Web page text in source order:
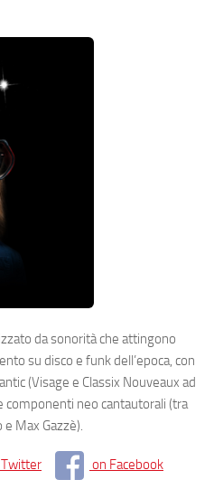
da sonorità che attingono
su disco e funk dell’epoca, con
(Visage e Classix Nouveaux ad
neo cantautorali (tra
Max Gazzè).
on Facebook